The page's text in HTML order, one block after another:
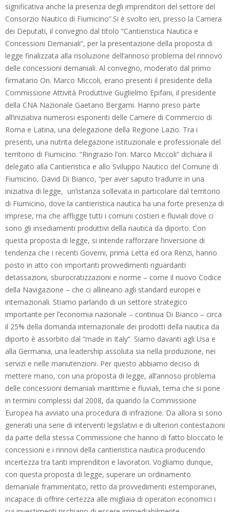
significativa anche la presenza degli imprenditori del settore del
Consorzio Nautico di Fiumicino”.Si è svolto ieri, presso la Camera
dei Deputati, il convegno dal titolo “Cantieristica Nautica e
Concessioni Demaniali”, per la presentazione della proposta di
legge finalizzata alla risoluzione dell’annoso problema del rinnovo
delle concessioni demaniali. Al convegno, moderato dal primo
firmatario On. Marco Miccoli, erano presenti il presidente della
Commissione Attività Produttive Guglielmo Epifani, il presidente
della CNA Nazionale Gaetano Bergami. Hanno preso parte
all’iniziativa numerosi esponenti delle Camere di Commercio di
Roma e Latina, una delegazione della Regione Lazio. Tra i
presenti, una nutrita delegazione istituzionale e professionale del
territorio di Fiumicino. “Ringrazio l’on. Marco Miccoli” dichiara il
delegato alla Cantieristica e allo Sviluppo Nautico del Comune di
Fiumicino, David Di Bianco, “per aver saputo tradurre in una
iniziativa di legge, un’istanza sollevata in particolare dal territorio
di Fiumicino, dove la cantieristica nautica ha una forte presenza di
imprese, ma che affligge tutti i comuni costieri e fluviali dove ci
sono gli insediamenti produttivi della nautica da diporto. Con
questa proposta di legge, si intende rafforzare l’inversione di
tendenza che i recenti Governi, prima Letta ed ora Renzi, hanno
posto in atto con importanti provvedimenti riguardanti
detassazioni, sburocratizzazioni e norme – come il nuovo Codice
della Navigazione – che ci allineano agli standard europei e
internazionali. Stiamo parlando di un settore strategico
importante per l’economia nazionale – continua Di Bianco – circa
il 25% della domanda internazionale dei prodotti della nautica da
diporto è assorbito dal “made in Italy”. Siamo davanti agli Usa e
alla Germania, una leadership assoluta sia nella produzione, nei
servizi e nelle manutenzioni. Per questo abbiamo deciso di
mettere mano, con una proposta di legge, all’annoso problema
delle concessioni demaniali marittime e fluviali, tema che si pone
in termini complessi dal 2008, da quando la Commissione
Europea ha avviato una procedura di infrazione. Da allora si sono
generati una serie di interventi legislativi e di ulteriori contestazioni
da parte della stessa Commissione che hanno di fatto bloccato le
concessioni e i rinnovi della cantieristica nautica producendo
incertezza tra tanti imprenditori e lavoratori. Vogliamo dunque,
con questa proposta di legge, superare un ordinamento
demaniale frammentato, retto da provvedimenti estemporanei,
incapace di offrire certezza alle migliaia di operatori economici i